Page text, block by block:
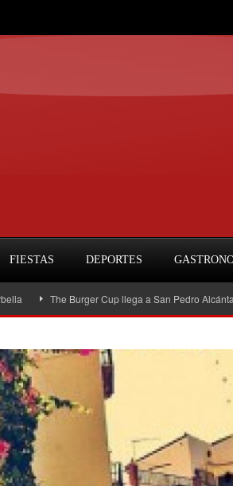
FIESTAS DEPORTES
The Burger Cup llega a San Pedro Alcántara: la